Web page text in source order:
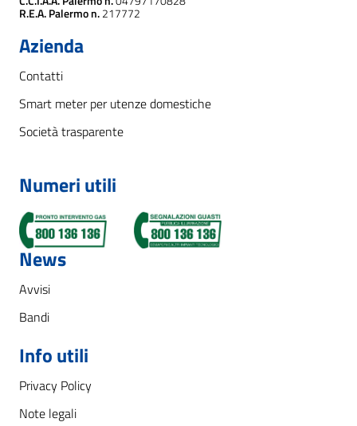
R.E.A. Palermo n.217772
Azienda
Contatti
Smart meter per utenze domestiche
Società trasparente
Numeri utili
News
Avvisi
Bandi
Info utili
Privacy Policy
Note legali